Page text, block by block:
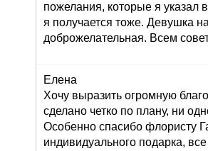
пожелания, которые я
я получается тоже. Девушка
доброжелательная. Всем
Елена
Хочу выразить огромную
сделано четко по плану, ни
Особенно спасибо флористу
индивидуального подарка,